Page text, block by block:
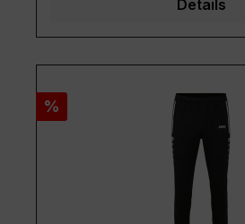
Details
Rabatt
%